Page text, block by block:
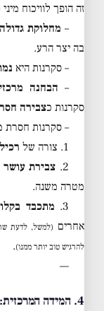
זה הופך לוויכוח
– מחלוקת
בה יצר הרע.
– סקרנות היא
– הבחנה
סקרנות כצבירה
– סקרנות חסרת
1. צורה של
2. צבירת עושר
מטרה משנה.
3. מתכבד
אחרים (למשל, לדעת
להרגיש טוב יותר ממנו).
—
4. המידה המרכזית: ענווה